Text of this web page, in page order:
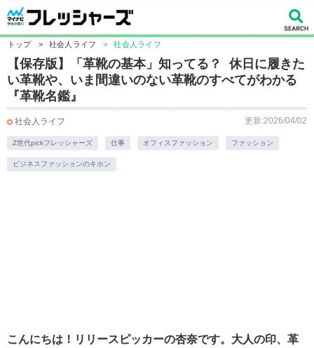
トップ > 社会人ライフ > 社会人ライフ
【保存版】「革靴の基本」知ってる？ 休日に履きた
い革靴や、いま間違いのない革靴のすべてがわかる
『革靴名鑑』
社会人ライフ 更新:2026/04/02
Z世代pickフレッシャーズ 仕事 オフィスファッション ファッション
ビジネスファッションのキホン
こんにちは！リリースピッカーの杏奈です。大人の印、革